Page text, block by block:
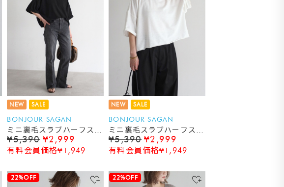
NEW SALE
BONJOUR SAGAN
ミニ裏毛スラブハーフスリ
ーブTシャツ
¥5,390 ¥2,999
有料会員価格¥1,949
NEW SALE
BONJOUR SAGAN
ミニ裏毛スラブハーフスリ
ーブTシャツ
¥5,390 ¥2,999
有料会員価格¥1,949
22%OFF 22%OFF